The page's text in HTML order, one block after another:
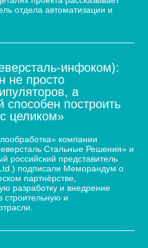
отдела автоматизации и
инфоком):
не просто
а
способен построить
целиком»
компании
Стальные Решения» и
российский представитель
подписали Меморандум о
партнёрстве,
разработку и внедрение
строительную и